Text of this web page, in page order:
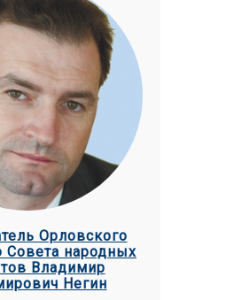
Орловского
Совета народных
Владимир
Негин